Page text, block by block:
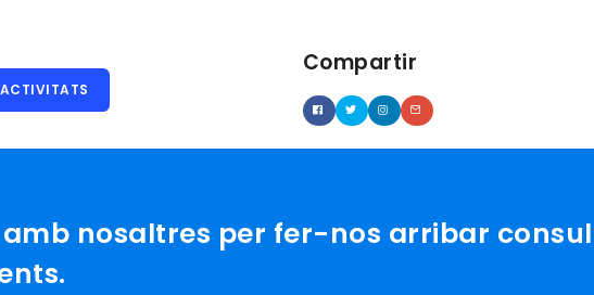
Compartir
nosaltres per fer-nos arribar